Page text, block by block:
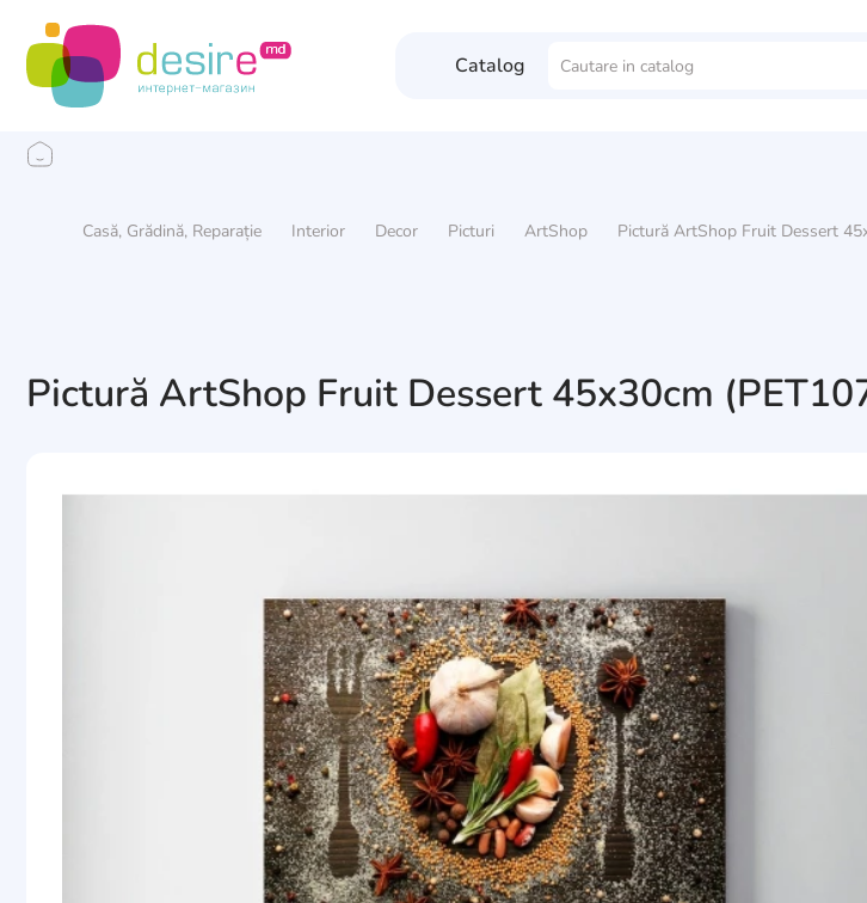
Catalog
Casă, Grădină, Reparație Interior Decor Picturi ArtShop Pictură ArtShop Fruit Dessert
Pictură ArtShop Fruit Dessert 45x30cm